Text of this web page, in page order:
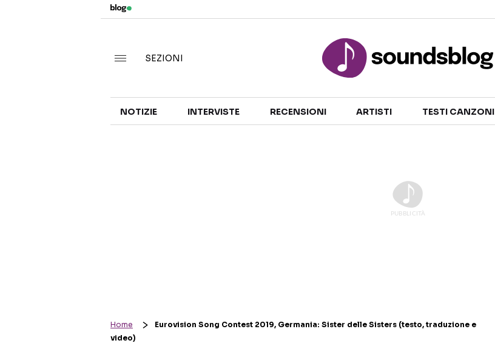
TALENT SHOW
SEZIONI
NOTIZIE INTERVISTE RECENSIONI ARTISTI TESTI CANZONI
Home
Eurovision Song Contest 2019, Germania: Sister delle Sisters (testo, traduzione e
video)